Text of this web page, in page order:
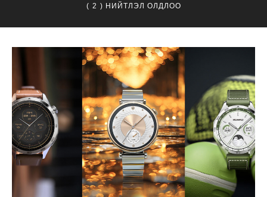
( 2 ) НИЙТЛЭЛ ОЛДЛОО